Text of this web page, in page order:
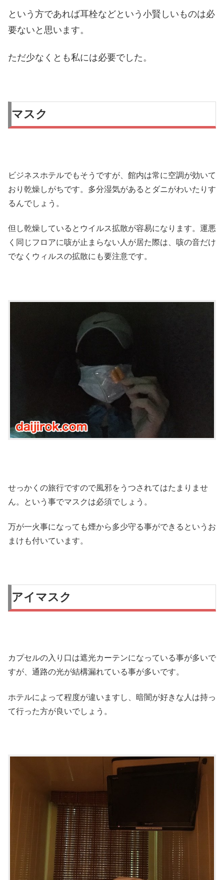
という方であれば耳栓などという小賢しいものは必
要ないと思います。
ただ少なくとも私には必要でした。
マスク
ビジネスホテルでもそうですが、館内は常に空調が効いて
おり乾燥しがちです。多分湿気があるとダニがわいたりす
るんでしょう。
但し乾燥しているとウイルス拡散が容易になります。運悪
く同じフロアに咳が止まらない人が居た際は、咳の音だけ
でなくウィルスの拡散にも要注意です。
せっかくの旅行ですので風邪をうつされてはたまりませ
ん。という事でマスクは必須でしょう。
万が一火事になっても煙から多少守る事ができるというお
まけも付いています。
アイマスク
カプセルの入り口は遮光カーテンになっている事が多いで
すが、通路の光が結構漏れている事が多いです。
ホテルによって程度が違いますし、暗闇が好きな人は持っ
て行った方が良いでしょう。